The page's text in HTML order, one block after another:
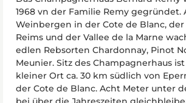
1968 vn der Familie Remy gegründet.
Weinbergen in der Cote de Blanc,
Reims und der Vallee de la Marne
edlen Rebsorten Chardonnay, Pinot
Meunier. Sitz des Champagnerhaus
kleiner Ort ca. 30 km südlich von
der Cote de Blanc. Acht Meter unter